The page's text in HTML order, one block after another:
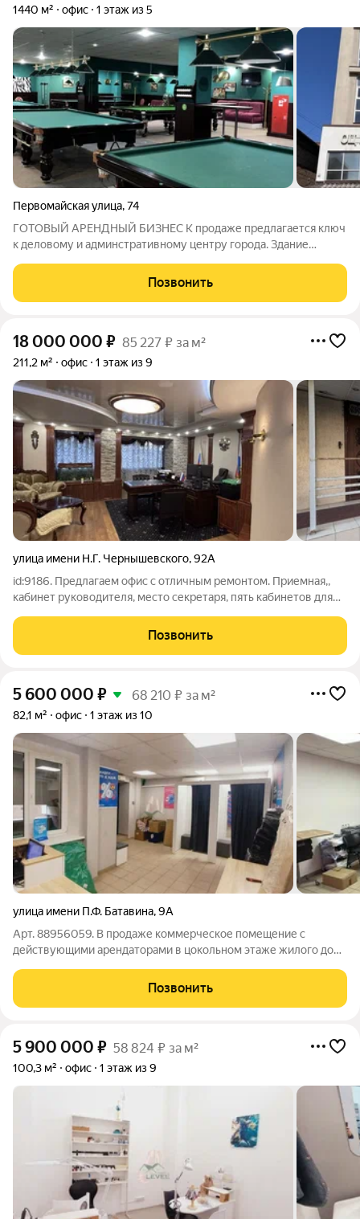
1440 м² офис 1 этаж из 5
Первомайская улица,74
ГОТОВЫЙ АРЕНДНЫЙ БИЗНЕС К продаже предлагается ключ
к деловому и админстративному центру города. Здание
думой и администрацией города Саратов. Богатая
инфраструктура района. Площадь:
Позвонить
18 000 000 ₽ 85 227 ₽ за м²
211,2 м² офис 1 этаж из 9
улица имени Н.Г. Чернышевского,92А
id:9186. Предлагаем офис с отличным ремонтом. Приемная,,
кабинет руководителя, место секретаря, пять кабинетов для
ремонт премиум класса. Установлены пожарная и охранная
сигнализации, Солидная
Позвонить
5 600 000 ₽ 68 210 ₽ за м²
82,1 м² офис 1 этаж из 10
улица имени П.Ф. Батавина,9А
Арт. 88956059. В продаже коммерческое помещение с
действующими арендаторами в цокольном этаже жилого дома
ровные полы и стены. Кондиционирование исправно
Помещение востребовано, подходит как для
Позвонить
5 900 000 ₽ 58 824 ₽ за м²
100,3 м² офис 1 этаж из 9